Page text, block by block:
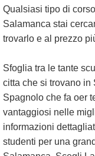
Qualsiasi tipo di
Salamanca stai
trovarlo e al prezzo
Sfoglia tra le tante
citta che si trovano in
Spagnolo che fa oer
vantaggiosi nelle
informazioni
studenti per una